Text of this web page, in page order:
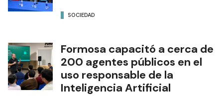
SOCIEDAD
Formosa capacitó a cerca de
200 agentes públicos en el
uso responsable de la
Inteligencia Artificial